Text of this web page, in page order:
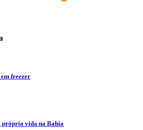
freezer
própria vida na Bahia